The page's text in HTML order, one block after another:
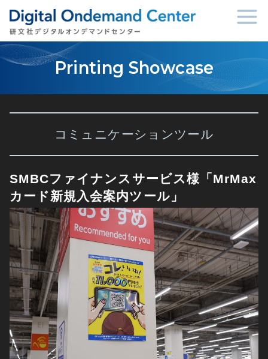
Printing Showcase
コミュニケーションツール
SMBCファイナンスサービス様「MrMax
カード新規入会案内ツール」